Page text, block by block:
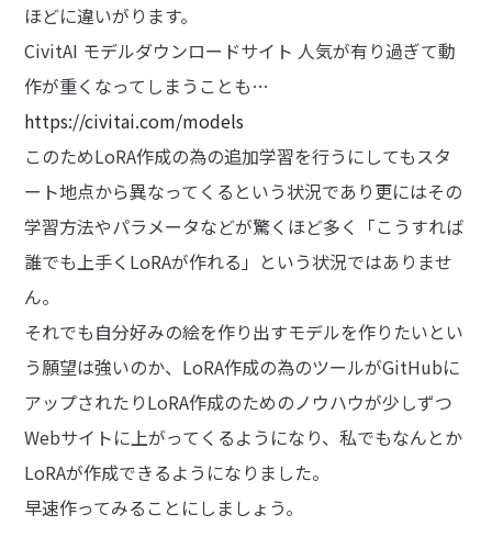
ほどに違いがります。
CivitAI モデルダウンロードサイト 人気が有り過ぎて動
作が重くなってしまうことも…
https://civitai.com/models
このためLoRA作成の為の追加学習を行うにしてもスタ
ート地点から異なってくるという状況であり更にはその
学習方法やパラメータなどが驚くほど多く「こうすれば
誰でも上手くLoRAが作れる」という状況ではありませ
ん。
それでも自分好みの絵を作り出すモデルを作りたいとい
う願望は強いのか、LoRA作成の為のツールがGitHubに
アップされたりLoRA作成のためのノウハウが少しずつ
Webサイトに上がってくるようになり、私でもなんとか
LoRAが作成できるようになりました。
早速作ってみることにしましょう。